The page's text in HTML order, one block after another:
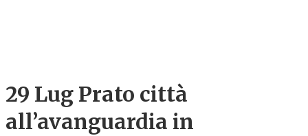
29 Lug Prato città
all’avanguardia in